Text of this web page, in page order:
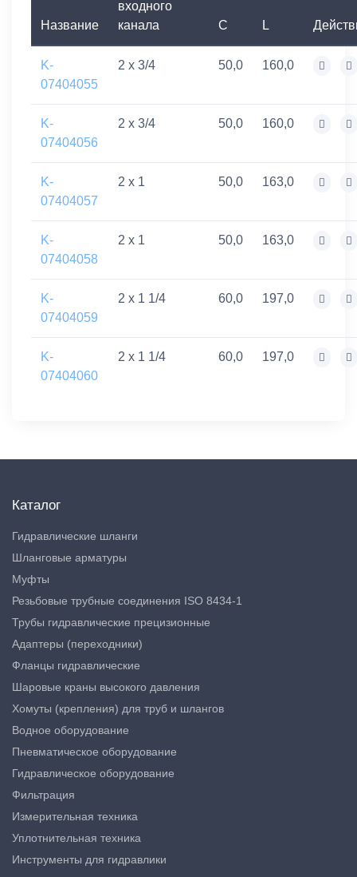
Название
входного
канала
C L
K-
07404055
2 x 3/4 50,0 160,0
K-
07404056
2 x 3/4 50,0 160,0
K-
07404057
2 x 1 50,0 163,0
K-
07404058
2 x 1 50,0 163,0
K-
07404059
2 x 1 1/4 60,0 197,0
K-
07404060
2 x 1 1/4 60,0 197,0
Каталог
Гидравлические шланги
Шланговые арматуры
Муфты
Резьбовые трубные соединения ISO 8434-1
Трубы гидравлические прецизионные
Адаптеры (переходники)
Фланцы гидравлические
Шаровые краны высокого давления
Хомуты (крепления) для труб и шлангов
Водное оборудование
Пневматическое оборудование
Гидравлическое оборудование
Фильтрация
Измерительная техника
Уплотнительная техника
Инструменты для гидравлики